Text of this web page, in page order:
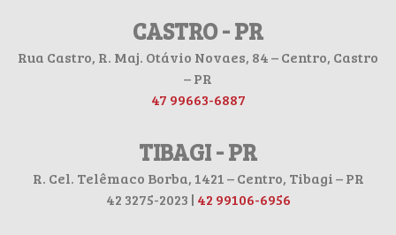
CASTRO - PR
Rua Castro, R. Maj. Otávio Novaes, 84 – Centro, Castro
– PR
47 99663-6887
TIBAGI - PR
R. Cel. Telêmaco Borba, 1421 – Centro, Tibagi – PR
42 3275-2023 | 42 99106-6956